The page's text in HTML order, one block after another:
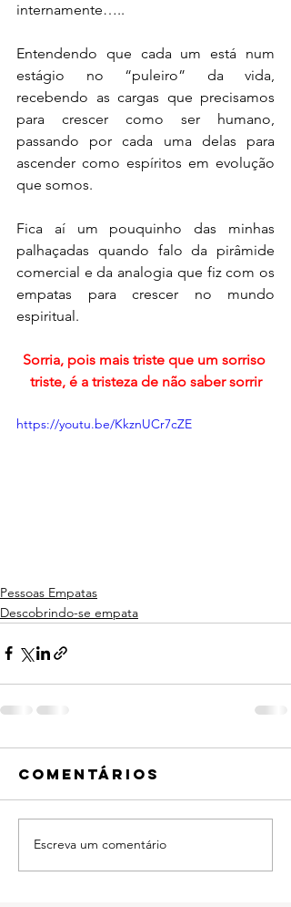
internamente…..
Entendendo que cada um está num
estágio no “puleiro” da vida,
recebendo as cargas que precisamos
para crescer como ser humano,
passando por cada uma delas para
ascender como espíritos em evolução
que somos.
Fica aí um pouquinho das minhas
palhaçadas quando falo da pirâmide
comercial e da analogia que fiz com os
empatas para crescer no mundo
espiritual.
Sorria, pois mais triste que um sorriso
triste, é a tristeza de não saber sorrir
https://youtu.be/KkznUCr7cZE
Pessoas Empatas
Descobrindo-se empata
Comentários
Escreva um comentário